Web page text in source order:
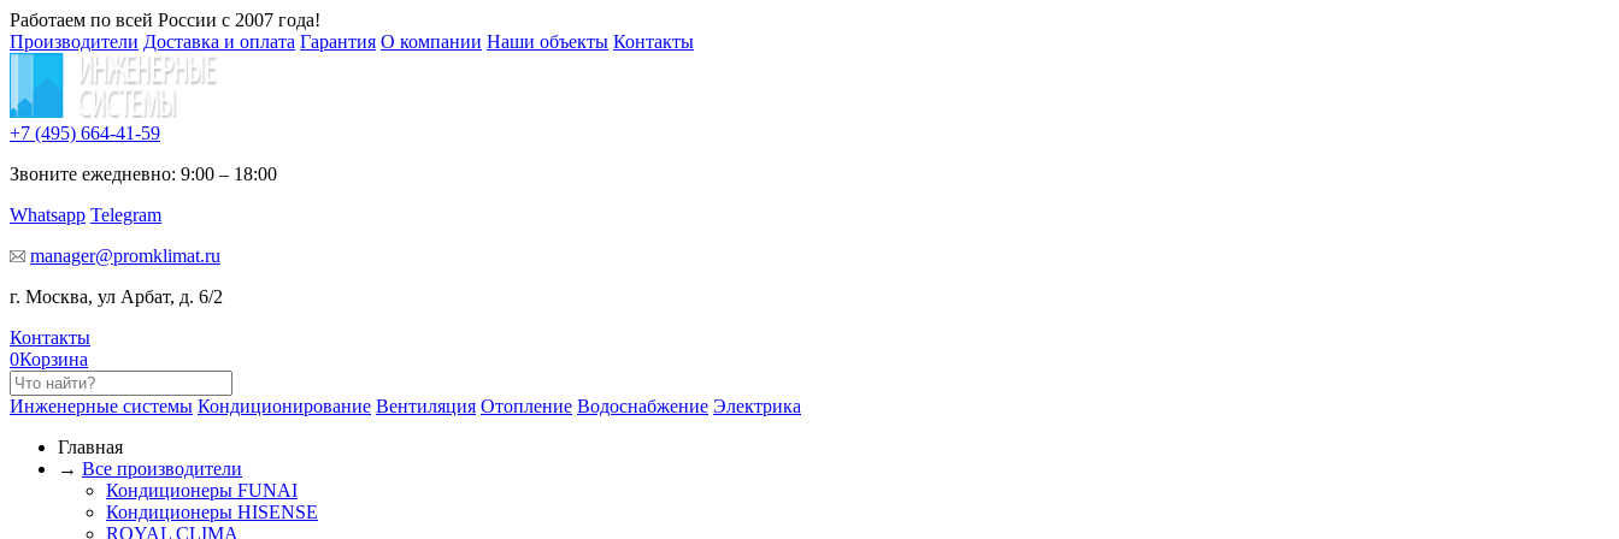
Работаем по всей России с 2007 года!
Производители Доставка и оплата Гарантия О компании Наши объекты Контакты
+7 (495) 664-41-59
Звоните ежедневно: 9:00 – 18:00
Whatsapp Telegram
manager@promklimat.ru
г. Москва, ул Арбат, д. 6/2
Контакты
0Корзина
Инженерные системы Кондиционирование Вентиляция Отопление Водоснабжение Электрика
Главная
→ Все производители
Кондиционеры FUNAI
Кондиционеры HISENSE
ROYAL CLIMA